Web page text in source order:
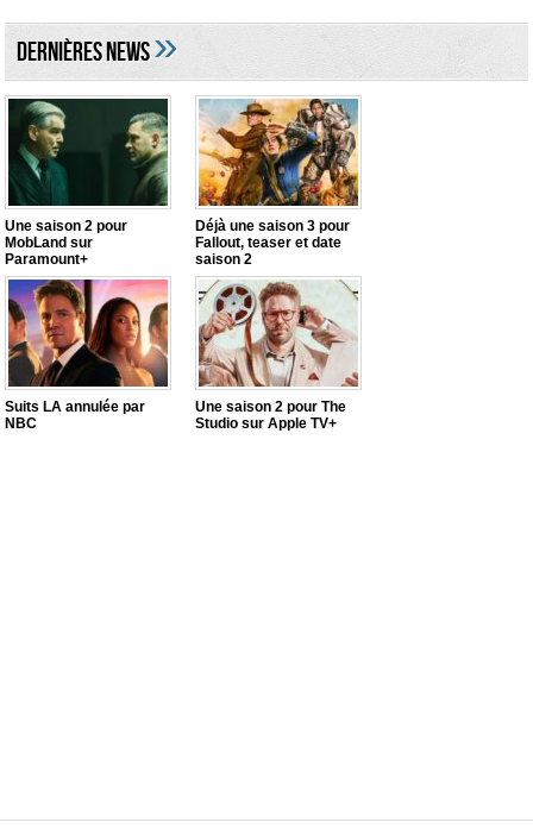
DERNIÈRES NEWS»
Une saison 2 pour
MobLand sur
Paramount+
Déjà une saison 3 pour
Fallout, teaser et date
saison 2
Suits LA annulée par
NBC
Une saison 2 pour The
Studio sur Apple TV+